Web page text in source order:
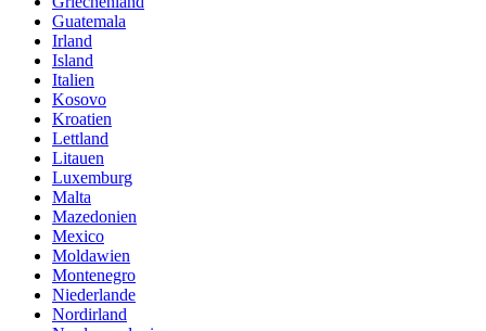
Guatemala
Irland
Island
Italien
Kosovo
Kroatien
Lettland
Litauen
Luxemburg
Malta
Mazedonien
Mexico
Moldawien
Montenegro
Niederlande
Nordirland